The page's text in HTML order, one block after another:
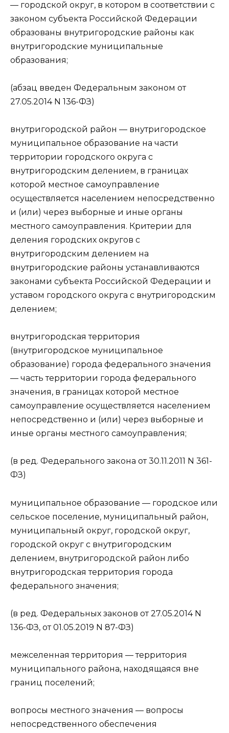
— городской округ, в котором в соответствии с
законом субъекта Российской Федерации
образованы внутригородские районы как
внутригородские муниципальные
образования;
(абзац введен Федеральным законом от
27.05.2014 N 136-ФЗ)
внутригородской район — внутригородское
муниципальное образование на части
территории городского округа с
внутригородским делением, в границах
которой местное самоуправление
осуществляется населением непосредственно
и (или) через выборные и иные органы
местного самоуправления. Критерии для
деления городских округов с
внутригородским делением на
внутригородские районы устанавливаются
законами субъекта Российской Федерации и
уставом городского округа с внутригородским
делением;
внутригородская территория
(внутригородское муниципальное
образование) города федерального значения
— часть территории города федерального
значения, в границах которой местное
самоуправление осуществляется населением
непосредственно и (или) через выборные и
иные органы местного самоуправления;
(в ред. Федерального закона от 30.11.2011 N 361-
ФЗ)
муниципальное образование — городское или
сельское поселение, муниципальный район,
муниципальный округ, городской округ,
городской округ с внутригородским
делением, внутригородской район либо
внутригородская территория города
федерального значения;
(в ред. Федеральных законов от 27.05.2014 N
136-ФЗ, от 01.05.2019 N 87-ФЗ)
межселенная территория — территория
муниципального района, находящаяся вне
границ поселений;
вопросы местного значения — вопросы
непосредственного обеспечения